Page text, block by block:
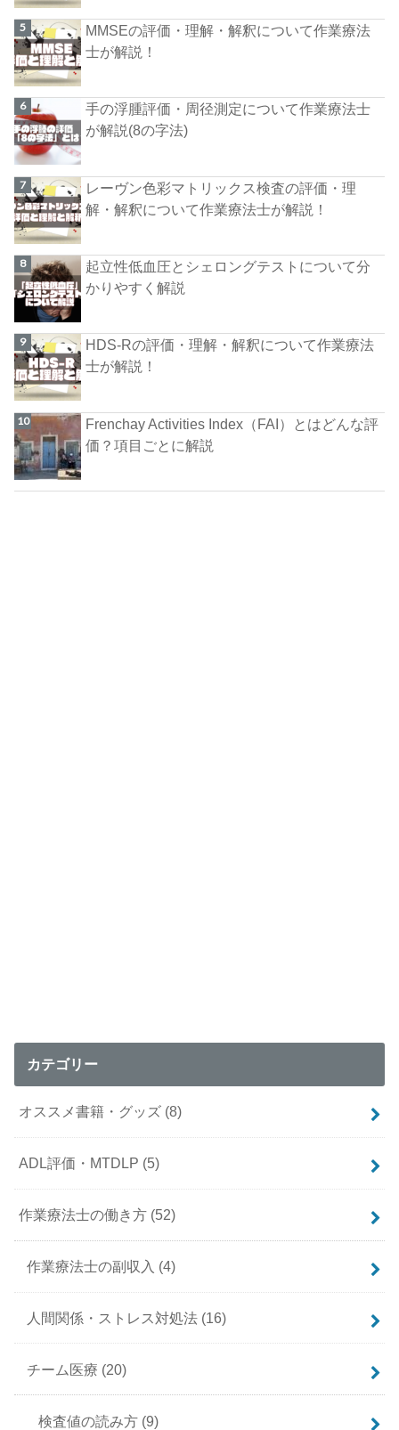
MMSEの評価・理解・解釈について作業療法
士が解説！
手の浮腫評価・周径測定について作業療法士
が解説(8の字法)
レーヴン色彩マトリックス検査の評価・理
解・解釈について作業療法士が解説！
起立性低血圧とシェロングテストについて分
かりやすく解説
HDS-Rの評価・理解・解釈について作業療法
士が解説！
Frenchay Activities Index（FAI）とはどんな評
価？項目ごとに解説
カテゴリー
オススメ書籍・グッズ (8)
ADL評価・MTDLP (5)
作業療法士の働き方 (52)
作業療法士の副収入 (4)
人間関係・ストレス対処法 (16)
チーム医療 (20)
検査値の読み方 (9)